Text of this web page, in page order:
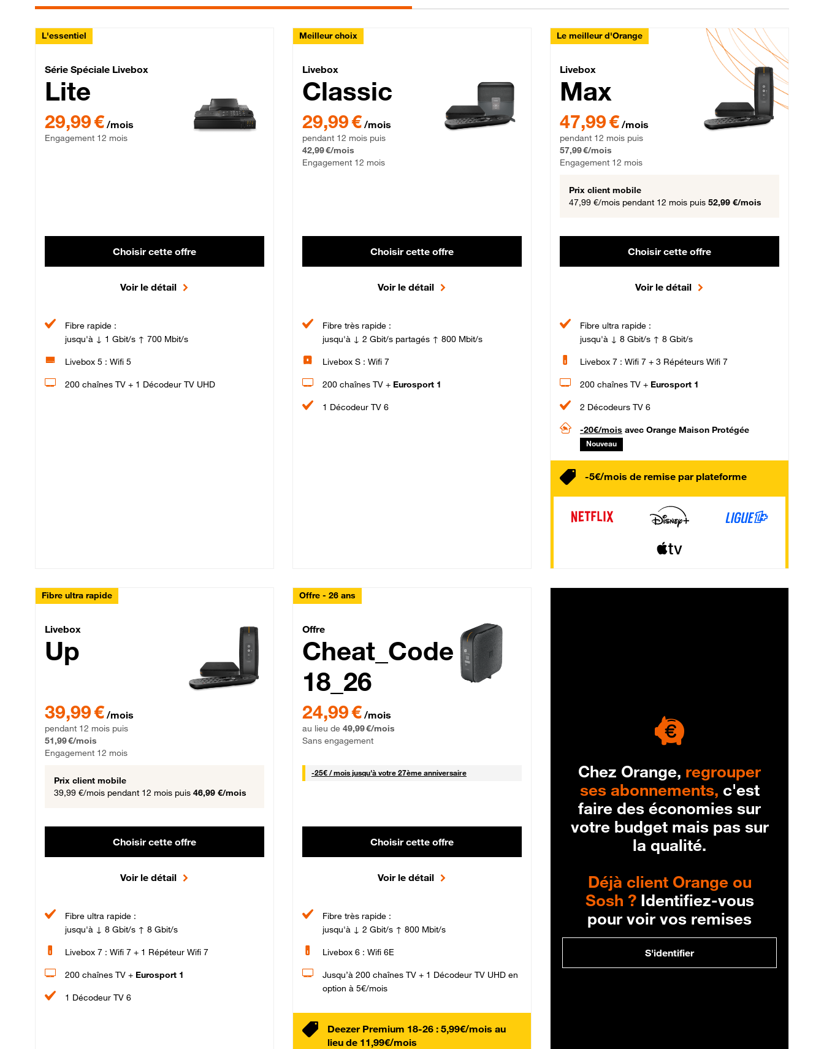
L'essentiel
Série Spéciale Livebox Lite Fibre
Série Spéciale Livebox
Lite
29,99 € par mois , Engagement 12 mois
29,99 € /mois
Engagement 12 mois
Choisir cette offre
Voir le détail
Fibre rapide :
jusqu'à ↓ 1 Gbit/s ↑ 700 Mbit/s
Livebox 5 : Wifi 5
200 chaînes TV + 1 Décodeur TV UHD
Meilleur choix
Livebox Classic Fibre
Livebox
Classic
29,99 € par mois pendant 12 mois puis 42,99 € par mois, Engagement 12 mois
29,99 € /mois
pendant 12 mois puis
42,99 €/mois
Engagement 12 mois
Choisir cette offre
Voir le détail
Fibre très rapide :
jusqu'à ↓ 2 Gbit/s partagés ↑ 800 Mbit/s
Livebox S : Wifi 7
200 chaînes TV + Eurosport 1
1 Décodeur TV 6
Le meilleur d'Orange
Livebox Max Fibre
Livebox
Max
47,99 € par mois pendant 12 mois puis 57,99 € par mois,
47,99 € /mois
pendant 12 mois puis
57,99 €/mois
Engagement 12 mois
Prix client mobile
47,99 €/mois pendant 12 mois puis 52,99 €/mois
Choisir cette offre
Voir le détail
Fibre ultra rapide :
jusqu'à ↓ 8 Gbit/s ↑ 8 Gbit/s
Livebox 7 : Wifi 7 + 3 Répéteurs Wifi 7
200 chaînes TV + Eurosport 1
2 Décodeurs TV 6
-20€/mois avec Orange Maison Protégée
Nouveau
-5€/mois de remise par plateforme
Fibre ultra rapide
Livebox Up Fibre
Livebox
Up
39,99 € /mois
pendant 12 mois puis
51,99 €/mois
Engagement 12 mois
Prix client mobile
39,99 €/mois pendant 12 mois puis 46,99 €/mois
Choisir cette offre
Voir le détail
Fibre ultra rapide :
jusqu'à ↓ 8 Gbit/s ↑ 8 Gbit/s
Livebox 7 : Wifi 7 + 1 Répéteur Wifi 7
200 chaînes TV + Eurosport 1
1 Décodeur TV 6
Offre - 26 ans
Cheat_Code Fibre_18_26
Offre
Cheat_Code
18_26
24,99 € /mois
au lieu de 49,99 €/mois
Sans engagement
-25€ / mois25 € par mois
jusqu'à votre 27ème anniversaire
Choisir cette offre
Voir le détail
Fibre très rapide :
jusqu'à ↓ 2 Gbit/s ↑ 800 Mbit/s
Livebox 6 : Wifi 6E
Jusqu’à 200 chaînes TV + 1 Décodeur TV UHD en
option à 5€/mois
Deezer Premium 18-26 : 5,99€/mois au
lieu de 11,99€/mois
Chez Orange, regrouper
ses abonnements, c'est
faire des économies sur
votre budget mais pas sur
la qualité.
Déjà client Orange ou
Sosh ?Identifiez-vous
pour voir vos remises
S'identifier